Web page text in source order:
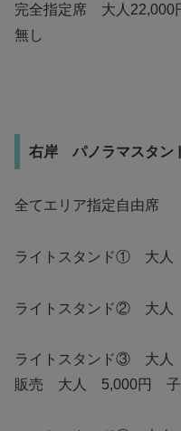
完全指定席 大人
無し
右岸 パノラマスタン
全てエリア指定自由席
ライトスタンド① 大
ライトスタンド② 大
ライトスタンド③ 大
販売 大人 5,000円 子